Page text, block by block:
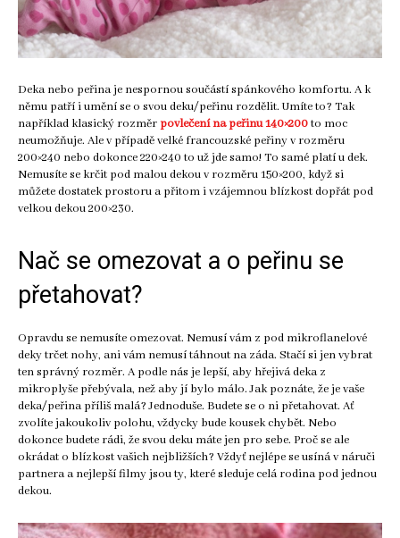
Deka nebo peřina je nespornou součástí spánkového komfortu. A k
němu patří i umění se o svou deku/peřinu rozdělit. Umíte to? Tak
například klasický rozměrpovlečení na peřinu 140×200to moc
neumožňuje. Ale v případě velké francouzské peřiny v rozměru
200×240 nebo dokonce 220×240 to už jde samo! To samé platí u dek.
Nemusíte se krčit pod malou dekou v rozměru 150×200, když si
můžete dostatek prostoru a přitom i vzájemnou blízkost dopřát pod
velkou dekou 200×230.
Nač se omezovat a o peřinu se
přetahovat?
Opravdu se nemusíte omezovat. Nemusí vám z pod mikroflanelové
deky trčet nohy, ani vám nemusí táhnout na záda. Stačí si jen vybrat
ten správný rozměr. A podle nás je lepší, aby hřejivá deka z
mikroplyše přebývala, než aby jí bylo málo. Jak poznáte, že je vaše
deka/peřina příliš malá? Jednoduše. Budete se o ni přetahovat. Ať
zvolíte jakoukoliv polohu, vždycky bude kousek chybět. Nebo
dokonce budete rádi, že svou deku máte jen pro sebe. Proč se ale
okrádat o blízkost vašich nejbližších? Vždyť nejlépe se usíná v náruči
partnera a nejlepší filmy jsou ty, které sleduje celá rodina pod jednou
dekou.